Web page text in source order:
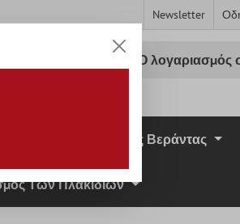
Newsletter
Ο λογαριασμός
Πλάκες Βεράντας
Των Πλακιδίων